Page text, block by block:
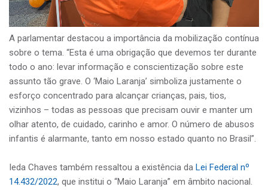
A parlamentar destacou a importância da mobilização contínua
sobre o tema. “Esta é uma obrigação que devemos ter durante
todo o ano: levar informação e conscientização sobre este
assunto tão grave. O ‘Maio Laranja’ simboliza justamente o
esforço concentrado para alcançar crianças, pais, tios,
vizinhos – todas as pessoas que precisam ouvir e manter um
olhar atento, de cuidado, carinho e amor. O número de abusos
infantis é alarmante, tanto em nosso estado quanto no Brasil”.
Ieda Chaves também ressaltou a existência da Lei Federal nº
14.432/2022, que institui o “Maio Laranja” em âmbito nacional.